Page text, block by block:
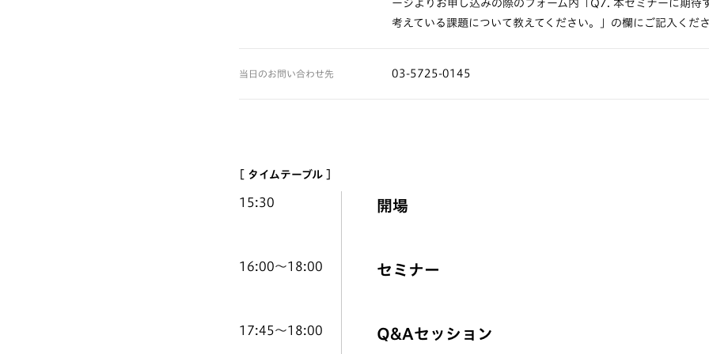
ージよりお申し込みの際のフォーム内「Q7. 本セミナーに期待
考えている課題について教えてください。」の欄にご記入くださ
当日のお問い合わせ先 03-5725-0145
[ タイムテーブル ]
15:30 開場
16:00〜18:00 セミナー
17:45〜18:00 Q&Aセッション